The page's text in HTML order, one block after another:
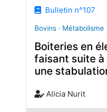
Bulletin n°107
Bovins · Métabolisme
Boiteries en
faisant suite à
une
Alicia Nurit